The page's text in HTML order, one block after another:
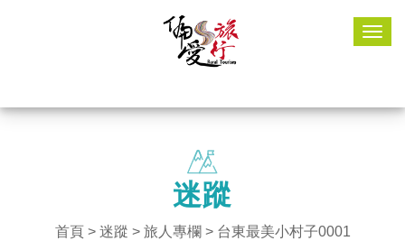
迷蹤
首頁> 迷蹤 > 旅人專欄 > 台東最美小村子0001